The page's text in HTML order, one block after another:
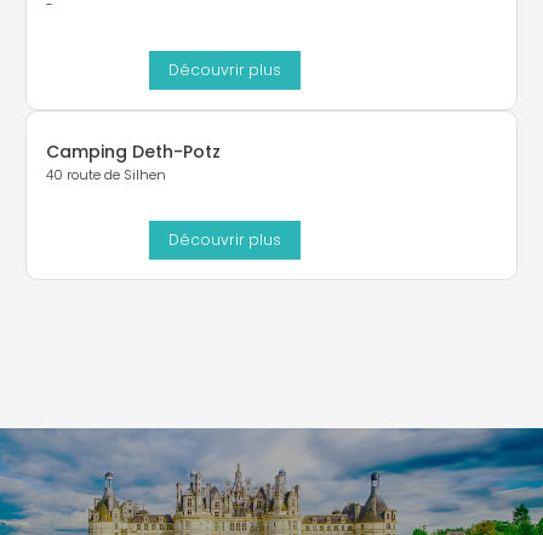
-
Découvrir plus
Camping Deth-Potz
40 route de Silhen
Découvrir plus